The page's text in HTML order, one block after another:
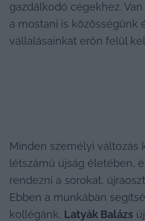
gazdálkodó cégekhez.
a mostani is közösségünk
vállalásainkat erőn felül
Minden személyi változás
létszámú újság életében,
rendezni a sorokat,
Ebben a munkában
kollégánk, Latyák Balázs